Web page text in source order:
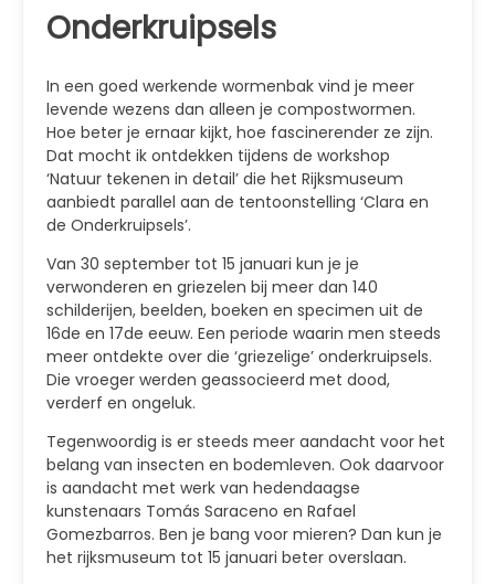
Onderkruipsels
In een goed werkende wormenbak vind je meer
levende wezens dan alleen je compostwormen.
Hoe beter je ernaar kijkt, hoe fascinerender ze zijn.
Dat mocht ik ontdekken tijdens de workshop
‘Natuur tekenen in detail’ die het Rijksmuseum
aanbiedt parallel aan de tentoonstelling ‘Clara en
de Onderkruipsels’.
Van 30 september tot 15 januari kun je je
verwonderen en griezelen bij meer dan 140
schilderijen, beelden, boeken en specimen uit de
16de en 17de eeuw. Een periode waarin men steeds
meer ontdekte over die ‘griezelige’ onderkruipsels.
Die vroeger werden geassocieerd met dood,
verderf en ongeluk.
Tegenwoordig is er steeds meer aandacht voor het
belang van insecten en bodemleven. Ook daarvoor
is aandacht met werk van hedendaagse
kunstenaars Tomás Saraceno en Rafael
Gomezbarros. Ben je bang voor mieren? Dan kun je
het rijksmuseum tot 15 januari beter overslaan.